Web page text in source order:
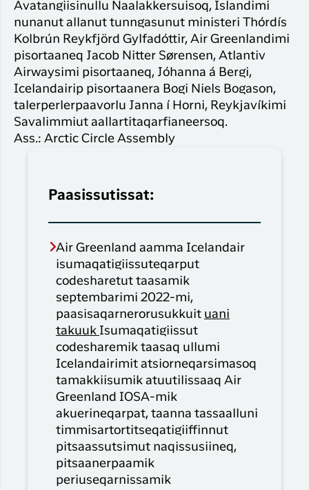
Avatangiisinullu Naalakkersuisoq, Islandimi
nunanut allanut tunngasunut ministeri Thórdís
Kolbrún Reykfjörd Gylfadóttir, Air Greenlandimi
pisortaaneq Jacob Nitter Sørensen, Atlantiv
Airwaysimi pisortaaneq, Jóhanna á Bergi,
Icelandairip pisortaanera Bogi Niels Bogason,
talerperlerpaavorlu Janna í Horni, Reykjavíkimi
Savalimmiut aallartitaqarfianeersoq.
Ass.: Arctic Circle Assembly
Paasissutissat:
Air Greenland aamma Icelandair
isumaqatigiissuteqarput
codesharetut taasamik
septembarimi 2022-mi,
paasisaqarnerorusukkuit uani
takuuk Isumaqatigiissut
codesharemik taasaq ullumi
Icelandairimit atsiorneqarsimasoq
tamakkiisumik atuutilissaaq Air
Greenland IOSA-mik
akuerineqarpat, taanna tassaalluni
timmisartortitseqatigiiffinnut
pitsaassutsimut naqissusiineq,
pitsaanerpaamik
periuseqarnissamik